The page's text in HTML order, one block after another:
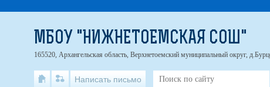
МБОУ "НИЖНЕТОЕМСКАЯ СОШ"
165520, Архангельская область, Верхнетоемский муниципальный округ,
Написать письмо